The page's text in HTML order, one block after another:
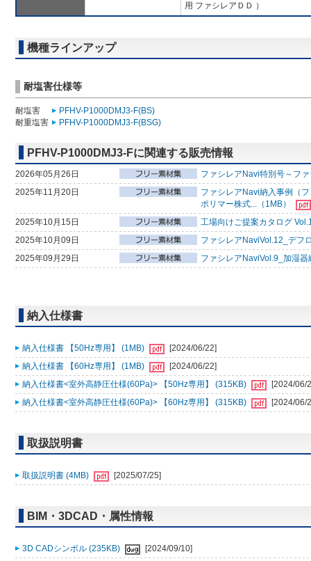
用 ファシレアＤＤ ）
機種ラインアップ
耐塩害仕様等
耐塩害
PFHV-P1000DMJ3-F(BS)
耐重塩害
PFHV-P1000DMJ3-F(BSG)
PFHV-P1000DMJ3-Fに関連する販売情報
2026年05月26日
ファシレアNavi特別号～フ
2025年11月20日
ファシレアNavi納入事例（
ポリマー株式...（1MB）
2025年10月15日
工場向けご提案カタログ
2025年10月09日
ファシレアNaviVol.12_デフ
2025年09月29日
ファシレアNaviVol.9_加湿
納入仕様書
納入仕様書 【50Hz専用】 (1MB)
[2024/06/22]
納入仕様書 【60Hz専用】 (1MB)
[2024/06/22]
納入仕様書<室外高静圧仕様(60Pa)> 【50Hz専用】 (315KB)
[2024/06/
納入仕様書<室外高静圧仕様(60Pa)> 【60Hz専用】 (315KB)
[2024/06/
取扱説明書
取扱説明書 (4MB) [2025/07/25]
BIM・3DCAD・属性情報
3D CADシンボル (235KB)
[2024/09/10]